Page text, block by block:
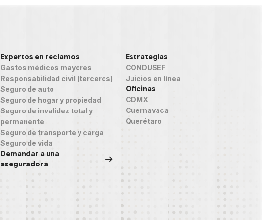
Expertos en reclamos
Gastos médicos mayores
Responsabilidad civil (terceros)
Seguro de auto
Seguro de hogar y propiedad
Seguro de invalidez total y
permanente
Seguro de transporte y carga
Seguro de vida
Demandar a una
aseguradora
Estrategias
CONDUSEF
Juicios en línea
Oficinas
CDMX
Cuernavaca
Querétaro